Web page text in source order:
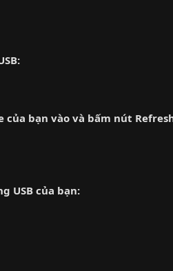
bạn vào và bấm nút
USB của bạn: